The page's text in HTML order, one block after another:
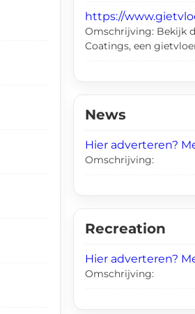
https://
Omschrijving: Bekijk
Coatings, een
News
Hier adverteren?
Omschrijving:
Recreation
Hier adverteren?
Omschrijving: